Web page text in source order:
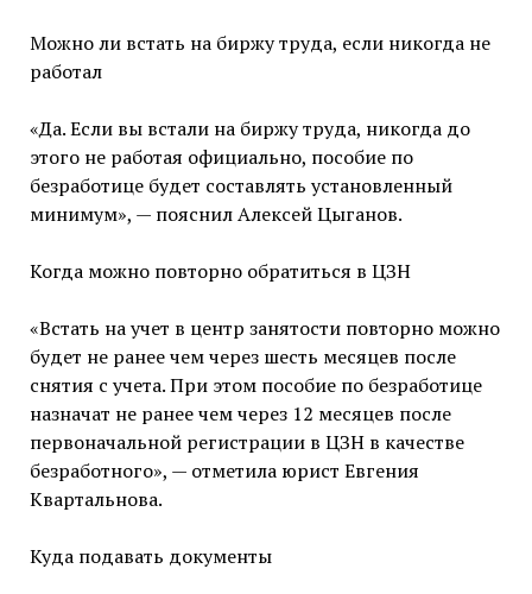
Можно ли встать на биржу труда, если никогда не
работал
«Да. Если вы встали на биржу труда, никогда до
этого не работая официально, пособие по
безработице будет составлять установленный
минимум», — пояснил Алексей Цыганов.
Когда можно повторно обратиться в ЦЗН
«Встать на учет в центр занятости повторно можно
будет не ранее чем через шесть месяцев после
снятия с учета. При этом пособие по безработице
назначат не ранее чем через 12 месяцев после
первоначальной регистрации в ЦЗН в качестве
безработного», — отметила юрист Евгения
Квартальнова.
Куда подавать документы